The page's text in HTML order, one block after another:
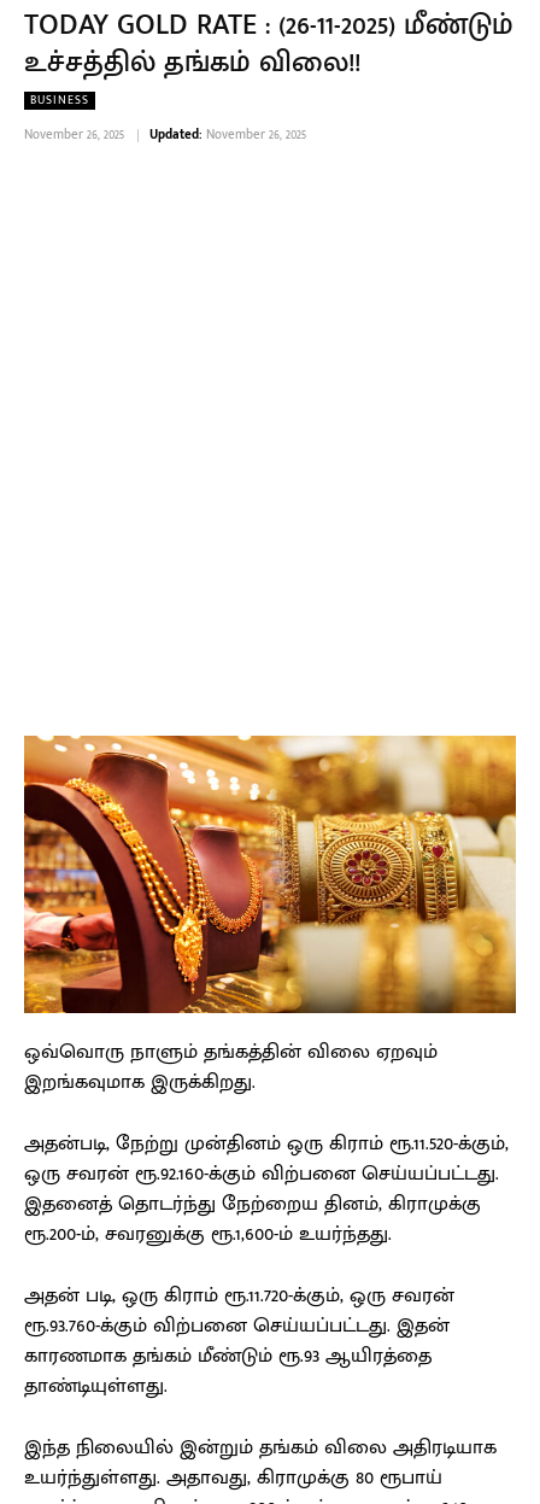
TODAY GOLD RATE : (26-11-2025) மீண்டும்
உச்சத்தில் தங்கம் விலை!!
BUSINESS
November 26, 2025 Updated: November 26, 2025
ஒவ்வொரு நாளும் தங்கத்தின் விலை ஏறவும்
இறங்கவுமாக இருக்கிறது.
அதன்படி, நேற்று முன்தினம் ஒரு கிராம் ரூ.11.520-க்கும்,
ஒரு சவரன் ரூ.92.160-க்கும் விற்பனை செய்யப்பட்டது.
இதனைத் தொடர்ந்து நேற்றைய தினம், கிராமுக்கு
ரூ.200-ம், சவரனுக்கு ரூ.1,600-ம் உயர்ந்தது.
அதன் படி, ஒரு கிராம் ரூ.11.720-க்கும், ஒரு சவரன்
ரூ.93.760-க்கும் விற்பனை செய்யப்பட்டது. இதன்
காரணமாக தங்கம் மீண்டும் ரூ.93 ஆயிரத்தை
தாண்டியுள்ளது.
இந்த நிலையில் இன்றும் தங்கம் விலை அதிரடியாக
உயர்ந்துள்ளது. அதாவது, கிராமுக்கு 80 ரூபாய்